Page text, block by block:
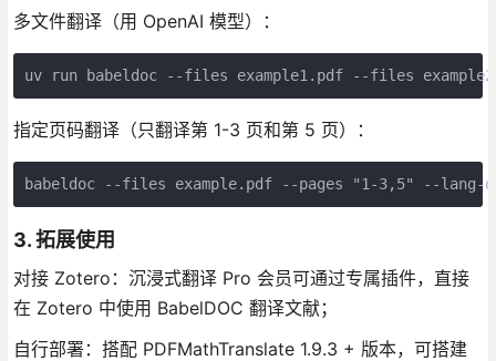
多文件翻译（用 OpenAI 模型）：
指定页码翻译（只翻译第 1-3 页和第 5 页）：
3. 拓展使用
对接 Zotero：沉浸式翻译 Pro 会员可通过专属插件，直接
在 Zotero 中使用 BabelDOC 翻译文献；
自行部署：搭配 PDFMathTranslate 1.9.3 + 版本，可搭建